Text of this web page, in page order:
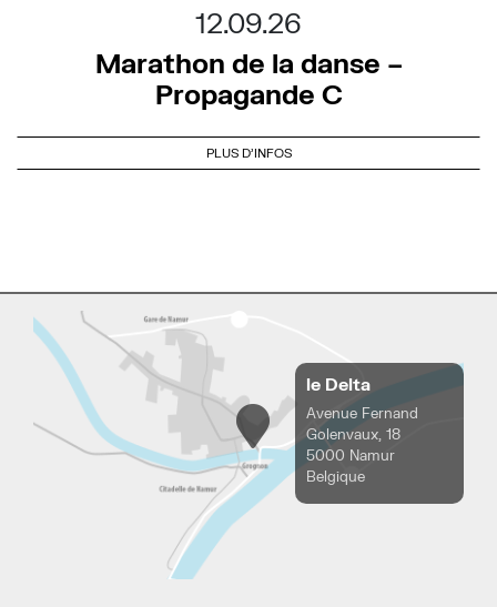
12.09.26
Marathon de la danse –
Propagande C
PLUS D'INFOS
le Delta
Avenue Fernand
Golenvaux, 18
5000 Namur
Belgique